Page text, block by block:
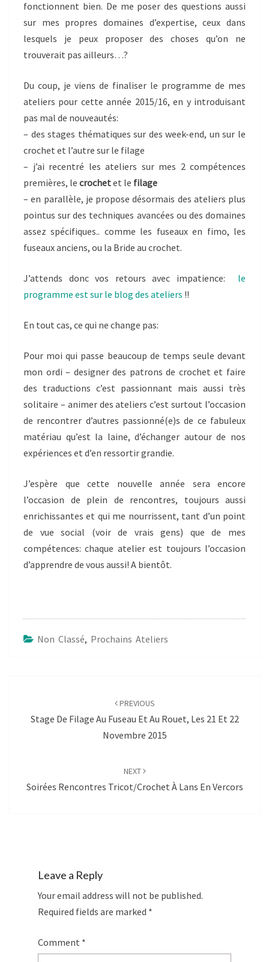
fonctionnent bien. De me poser des questions aussi
sur mes propres domaines d’expertise, ceux dans
lesquels je peux proposer des choses qu’on ne
trouverait pas ailleurs…?
Du coup, je viens de finaliser le programme de mes
ateliers pour cette année 2015/16, en y introduisant
pas mal de nouveautés:
– des stages thématiques sur des week-end, un sur le
crochet et l’autre sur le filage
– j’ai recentré les ateliers sur mes 2 compétences
premières, le crochetet le filage
– en parallèle, je propose désormais des ateliers plus
pointus sur des techniques avancées ou des domaines
assez spécifiques.. comme les fuseaux en fimo, les
fuseaux anciens, ou la Bride au crochet.
J’attends donc vos retours avec impatience:
le
programme est sur le blog des ateliers !!
En tout cas, ce qui ne change pas:
Pour moi qui passe beaucoup de temps seule devant
mon ordi – designer des patrons de crochet et faire
des traductions c’est passionnant mais aussi très
solitaire – animer des ateliers c’est surtout l’occasion
de rencontrer d’autres passionné(e)s de ce fabuleux
matériau qu’est la laine, d’échanger autour de nos
expériences et d’en ressortir grandie.
J’espère que cette nouvelle année sera encore
l’occasion de plein de rencontres, toujours aussi
enrichissantes et qui me nourrissent, tant d’un point
de vue social (voir de vrais gens) que de mes
compétences: chaque atelier est toujours l’occasion
d’apprendre de vous aussi! A bientôt.
Non Classé, Prochains Ateliers
PREVIOUS
Stage De Filage Au Fuseau Et Au Rouet, Les 21 Et 22
Novembre 2015
NEXT
Soirées Rencontres Tricot/Crochet À Lans En Vercors
Leave a Reply
Your email address will not be published.
Required fields are marked *
Comment *